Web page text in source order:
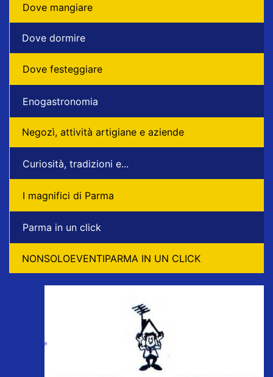
Dove mangiare
Dove dormire
Dove festeggiare
Enogastronomia
Negozì, attività artigiane e aziende
Curiosità, tradizioni e...
I magnifici di Parma
Parma in un click
NONSOLOEVENTIPARMA IN UN CLICK